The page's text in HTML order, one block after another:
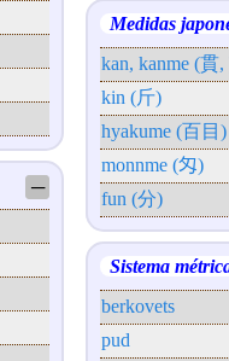
─
Medidas
kan, kanme (貫
kin (斤)
hyakume (百目)
monnme (匁)
fun (分)
Sistema
berkovets
pud